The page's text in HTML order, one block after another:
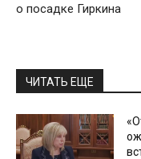
о посадке Гиркина
ЧИТАТЬ ЕЩЕ